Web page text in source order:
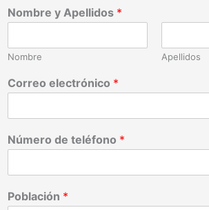
Nombre y Apellidos *
Nombre Apellidos
Correo electrónico *
Número de teléfono *
Población *